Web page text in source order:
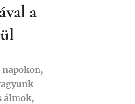
a
napokon,
álmok,